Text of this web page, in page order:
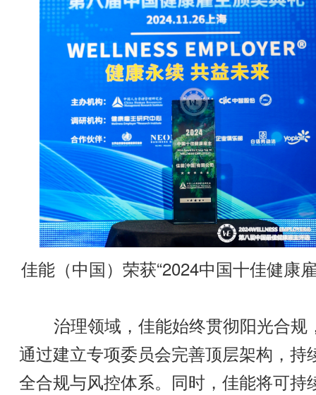
佳能（中国）荣获“2024中国十佳健康
治理领域，佳能始终贯彻阳光合规
通过建立专项委员会完善顶层架构，
全合规与风控体系。同时，佳能将可